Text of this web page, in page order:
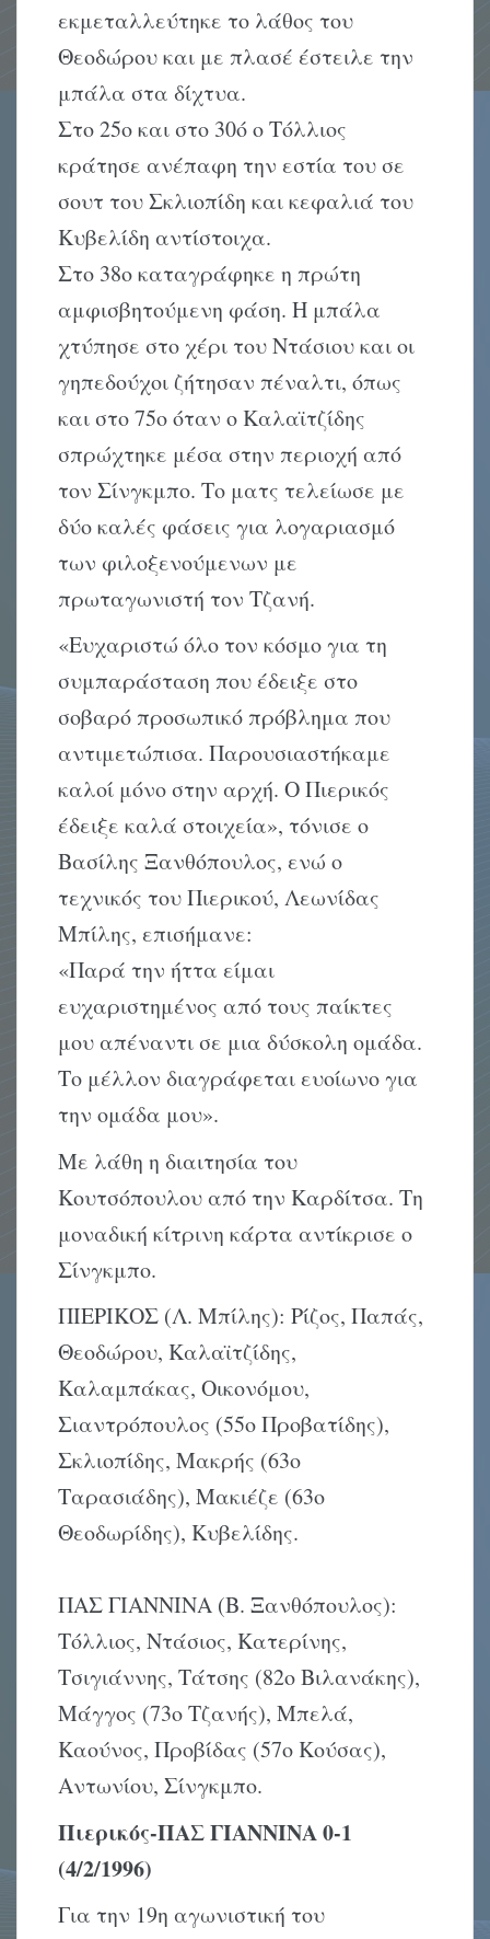
εκμεταλλεύτηκε το λάθος του
Θεοδώρου και με πλασέ έστειλε την
μπάλα στα δίχτυα.
Στο 25ο και στο 30ό ο Τόλλιος
κράτησε ανέπαφη την εστία του σε
σουτ του Σκλιοπίδη και κεφαλιά του
Κυβελίδη αντίστοιχα.
Στο 38ο καταγράφηκε η πρώτη
αμφισβητούμενη φάση. Η μπάλα
χτύπησε στο χέρι του Ντάσιου και οι
γηπεδούχοι ζήτησαν πέναλτι, όπως
και στο 75ο όταν ο Καλαϊτζίδης
σπρώχτηκε μέσα στην περιοχή από
τον Σίνγκμπο. Το ματς τελείωσε με
δύο καλές φάσεις για λογαριασμό
των φιλοξενούμενων με
πρωταγωνιστή τον Τζανή.
«Ευχαριστώ όλο τον κόσμο για τη
συμπαράσταση που έδειξε στο
σοβαρό προσωπικό πρόβλημα που
αντιμετώπισα. Παρουσιαστήκαμε
καλοί μόνο στην αρχή. Ο Πιερικός
έδειξε καλά στοιχεία», τόνισε ο
Βασίλης Ξανθόπουλος, ενώ ο
τεχνικός του Πιερικού, Λεωνίδας
Μπίλης, επισήμανε:
«Παρά την ήττα είμαι
ευχαριστημένος από τους παίκτες
μου απέναντι σε μια δύσκολη ομάδα.
Το μέλλον διαγράφεται ευοίωνο για
την ομάδα μου».
Με λάθη η διαιτησία του
Κουτσόπουλου από την Καρδίτσα. Τη
μοναδική κίτρινη κάρτα αντίκρισε ο
Σίνγκμπο.
ΠΙΕΡΙΚΟΣ (Λ. Μπίλης): Ρίζος, Παπάς,
Θεοδώρου, Καλαϊτζίδης,
Καλαμπάκας, Οικονόμου,
Σιαντρόπουλος (55ο Προβατίδης),
Σκλιοπίδης, Μακρής (63ο
Ταρασιάδης), Μακιέζε (63ο
Θεοδωρίδης), Κυβελίδης.
ΠΑΣ ΓΙΑΝΝΙΝΑ (Β. Ξανθόπουλος):
Τόλλιος, Ντάσιος, Κατερίνης,
Τσιγιάννης, Τάτσης (82ο Βιλανάκης),
Μάγγος (73ο Τζανής), Μπελά,
Καούνος, Προβίδας (57ο Κούσας),
Αντωνίου, Σίνγκμπο.
Πιερικός-ΠΑΣ ΓΙΑΝΝΙΝΑ 0-1
(4/2/1996)
Για την 19η αγωνιστική του